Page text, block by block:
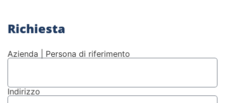
Richiesta
Azienda | Persona di riferimento
Indirizzo